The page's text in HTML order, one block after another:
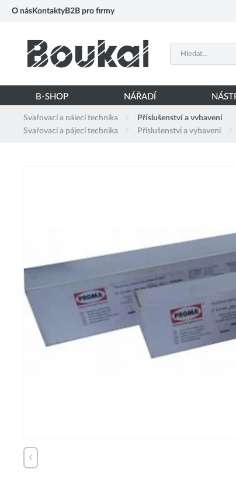
O nás Kontakty B2B pro firmy
B-SHOP NÁŘADÍ
Svařovací a pájecí technika
Příslušenství a vybavení
Svařovací a pájecí technika
Příslušenství a vybavení